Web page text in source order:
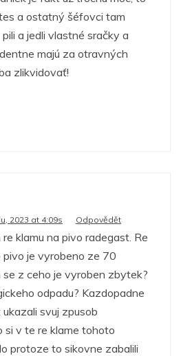
a ostatný šéfovci tam
a jedli vlastné sračky a
majú za otravných
zlikvidovať!
2023 at 4:09s Odpovědět
klamu na pivo radegast. Re
je vyrobeno ze 70
z ceho je vyroben zbytek?
odpadu? Kazdopadne
svuj zpusob
si v te re klame tohoto
protoze to sikovne zabalili